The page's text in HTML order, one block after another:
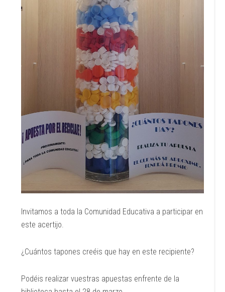
Invitamos a toda la Comunidad Educativa a participar en
este acertijo.
¿Cuántos tapones creéis que hay en este recipiente?
Podéis realizar vuestras apuestas enfrente de la